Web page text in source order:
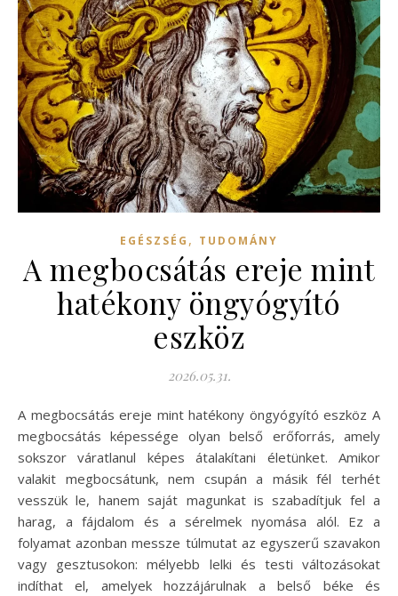
EGÉSZSÉG , TUDOMÁNY
A megbocsátás ereje mint
hatékony öngyógyító
eszköz
2026.05.31.
A megbocsátás ereje mint hatékony öngyógyító eszköz A
megbocsátás képessége olyan belső erőforrás, amely
sokszor váratlanul képes átalakítani életünket. Amikor
valakit megbocsátunk, nem csupán a másik fél terhét
vesszük le, hanem saját magunkat is szabadítjuk fel a
harag, a fájdalom és a sérelmek nyomása alól. Ez a
folyamat azonban messze túlmutat az egyszerű szavakon
vagy gesztusokon: mélyebb lelki és testi változásokat
indíthat el, amelyek hozzájárulnak a belső béke és